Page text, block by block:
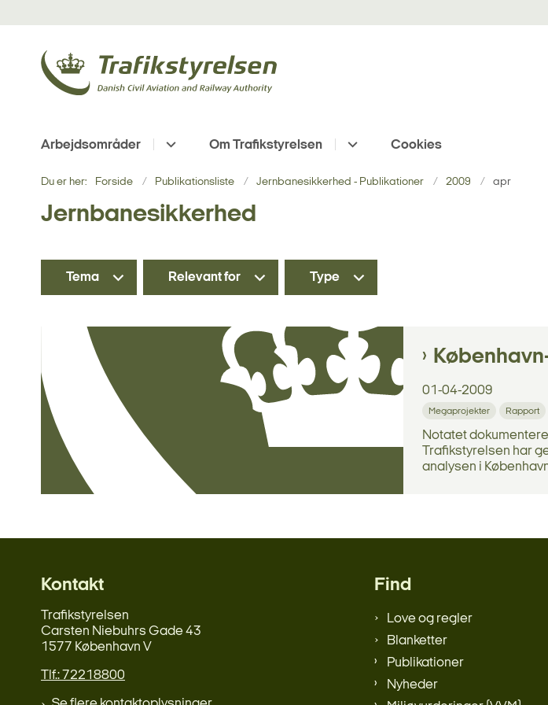
Arbejdsområder Om Trafikstyrelsen Cookies
Du er her: Forside Publikationsliste Jernbanesikkerhed - Publikationer 2009 apr
Jernbanesikkerhed
Tema Relevant for Type
01-04-2009
Megaprojekter Rapport
Notatet
Trafikstyrelsen har
analysen i
Kontakt
Trafikstyrelsen
Carsten Niebuhrs Gade 43
1577 København V
Tlf.: 72218800
Find
Love og regler
Blanketter
Publikationer
Nyheder